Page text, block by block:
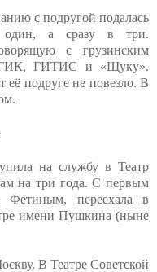
с подругой подалась
а сразу в три.
с грузинским
ГИТИС и «Щуку».
её подруге не повезло. В
на службу в Театр
на три года. С первым
Фетиным, переехала в
имени Пушкина (ныне
В Театре Советской